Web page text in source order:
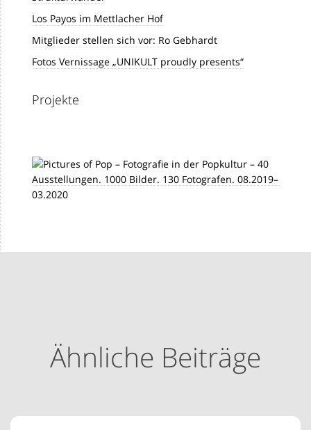
Los Payos im Mettlacher Hof
Mitglieder stellen sich vor: Ro Gebhardt
Fotos Vernissage „UNIKULT proudly presents“
Projekte
Ähnliche Beiträge